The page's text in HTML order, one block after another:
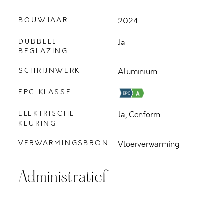
BOUWJAAR 2024
DUBBELE
BEGLAZING
Ja
SCHRIJNWERK Aluminium
EPC KLASSE
ELEKTRISCHE
KEURING
Ja, Conform
VERWARMINGSBRON Vloerverwarming
Administratief